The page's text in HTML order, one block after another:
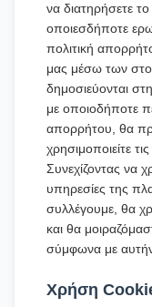
να διατηρήσετε
οποιεσδήποτε
πολιτική
μας μέσω των
δημοσιεύονται
με οποιοδήποτε
απορρήτου, θα
χρησιμοποιείτε
Συνεχίζοντας να
υπηρεσίες της
συλλέγουμε, θα
και θα
σύμφωνα με
Χρήση